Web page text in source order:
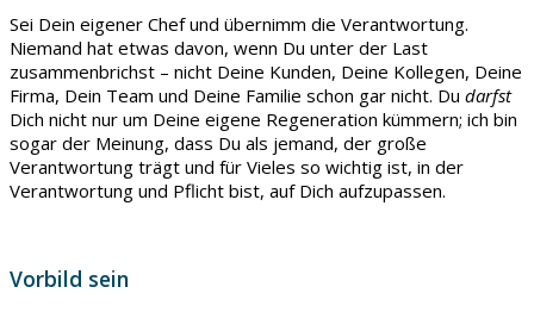
Sei Dein eigener Chef und übernimm die Verantwortung.
Niemand hat etwas davon, wenn Du unter der Last
zusammenbrichst – nicht Deine Kunden, Deine Kollegen, Deine
Firma, Dein Team und Deine Familie schon gar nicht. Du darfst
Dich nicht nur um Deine eigene Regeneration kümmern; ich bin
sogar der Meinung, dass Du als jemand, der große
Verantwortung trägt und für Vieles so wichtig ist, in der
Verantwortung und Pflicht bist, auf Dich aufzupassen.
Vorbild sein